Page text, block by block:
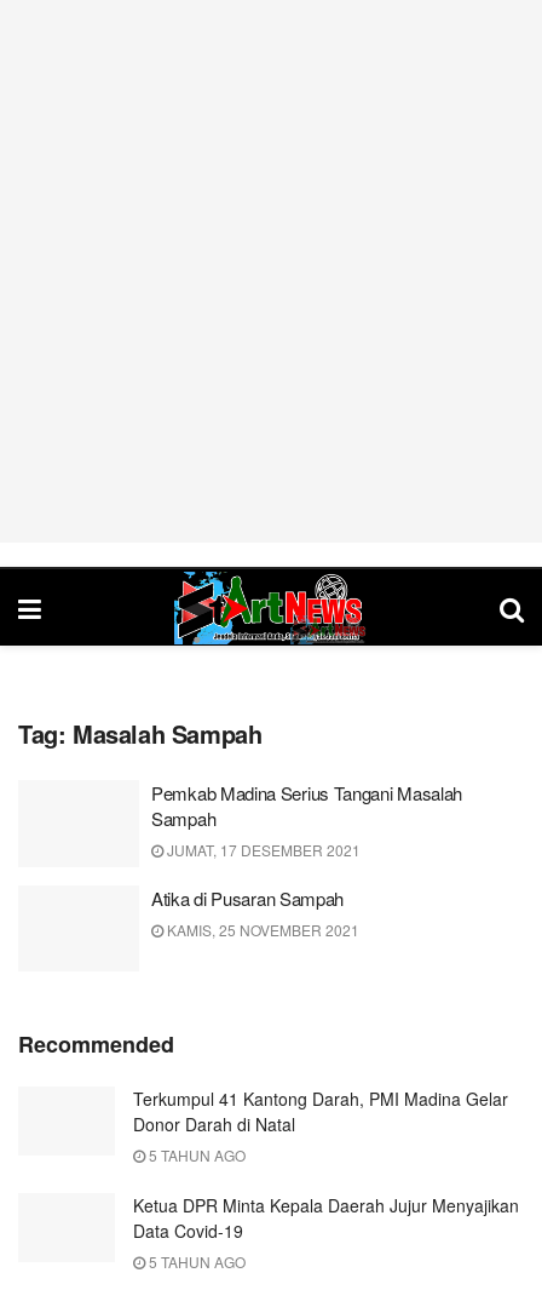
Tag: Masalah Sampah
Pemkab Madina Serius Tangani Masalah
Sampah
JUMAT, 17 DESEMBER 2021
Atika di Pusaran Sampah
KAMIS, 25 NOVEMBER 2021
Recommended
Terkumpul 41 Kantong Darah, PMI Madina Gelar
Donor Darah di Natal
5 TAHUN AGO
Ketua DPR Minta Kepala Daerah Jujur Menyajikan
Data Covid-19
5 TAHUN AGO